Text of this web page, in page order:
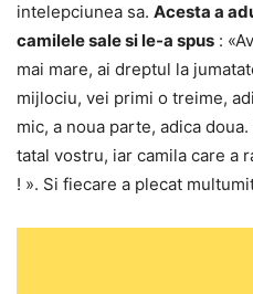
intelepciunea sa. Acesta a
camilele sale si le-a spus :
mai mare, ai dreptul la
mijlociu, vei primi o treime,
mic, a noua parte, adica
tatal vostru, iar camila care a
! ». Si fiecare a plecat